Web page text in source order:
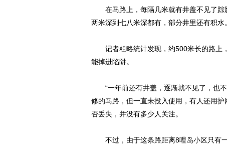
在马路上，每隔几米就有井盖不见了踪
两米深到七八米深都有，部分井里还有积水。
记者粗略统计发现，约500米长的路上
能掉进陷阱。
“一年前还有井盖，逐渐就不见了，也不
修的马路，但一直未投入使用，有人还用
否丢失，并没有多少人关注。
不过，由于这条路距离8哩岛小区只有一